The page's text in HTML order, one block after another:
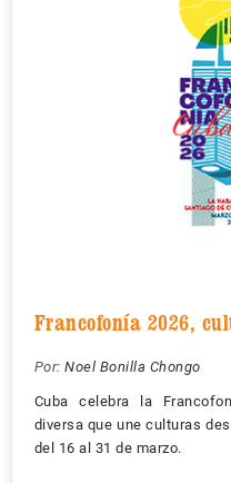
Francofonía 2026,
Por: Noel Bonilla Chongo
Cuba celebra la
diversa que une culturas
del 16 al 31 de marzo.